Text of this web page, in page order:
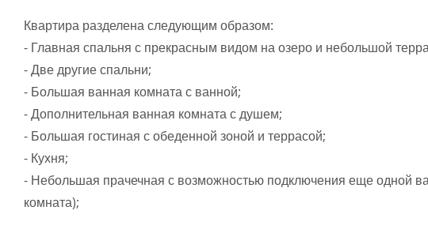
Квартира разделена следующим образом:
- Главная спальня с прекрасным видом на озеро и небольшой
- Две другие спальни;
- Большая ванная комната с ванной;
- Дополнительная ванная комната с душем;
- Большая гостиная с обеденной зоной и террасой;
- Кухня;
- Небольшая прачечная с возможностью подключения еще одной
комната);